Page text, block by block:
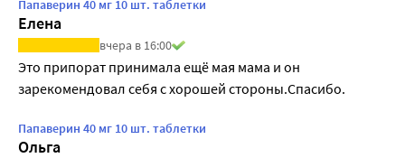
Папаверин 40 мг 10 шт. таблетки
Елена
вчера в 16:00
Это припорат принимала ещё мая мама и он
зарекомендовал себя с хорошей стороны.Спасибо.
Папаверин 40 мг 10 шт. таблетки
Ольга